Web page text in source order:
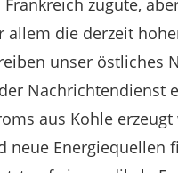
zugute,
allem die derzeit
unser östliches
Nachrichtendienst
aus Kohle
neue Energiequellen